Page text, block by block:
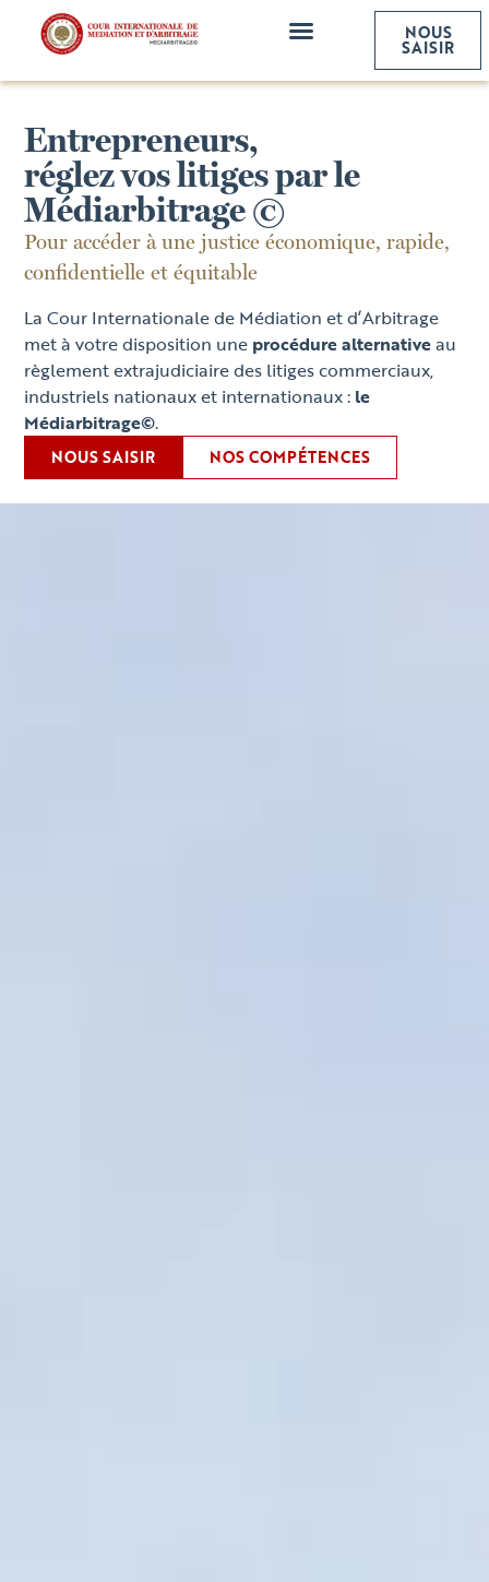
NOUS
SAISIR
Entrepreneurs,
réglez vos litiges par le
Médiarbitrage ©
Pour accéder à une justice économique, rapide,
confidentielle et équitable
La Cour Internationale de Médiation et d’Arbitrage
met à votre disposition une procédure alternativeau
règlement extrajudiciaire des litiges commerciaux,
industriels nationaux et internationaux : le
Médiarbitrage©.
NOUS SAISIR NOS COMPÉTENCES